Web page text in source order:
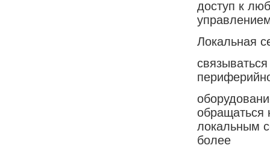
доступ к
Локальная
локальным
более